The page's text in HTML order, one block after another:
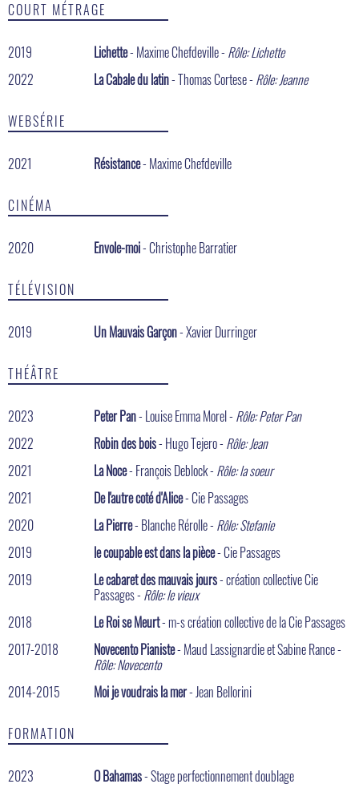
COURT MÉTRAGE
2019 Lichette- Maxime Chefdeville - Rôle: Lichette
2022
La Cabale du latin- Thomas Cortese - Rôle: Jeanne
WEBSÉRIE
2021 Résistance- Maxime Chefdeville
CINÉMA
2020 Envole-moi- Christophe Barratier
TÉLÉVISION
2019 Un Mauvais Garçon- Xavier Durringer
THÉÂTRE
2023 Peter Pan- Louise Emma Morel - Rôle: Peter Pan
2022
Robin des bois- Hugo Tejero - Rôle: Jean
2021
La Noce- François Deblock - Rôle: la soeur
2021
De l'autre coté d'Alice- Cie Passages
2020
La Pierre- Blanche Rérolle - Rôle: Stefanie
2019
le coupable est dans la pièce- Cie Passages
2019
Le cabaret des mauvais jours- création collective Cie
Passages - Rôle: le vieux
2018
Le Roi se Meurt- m-s création collective de la Cie Passages
2017-2018
Novecento Pianiste- Maud Lassignardie et Sabine Rance -
Rôle: Novecento
2014-2015
Moi je voudrais la mer- Jean Bellorini
FORMATION
2023 O Bahamas- Stage perfectionnement doublage